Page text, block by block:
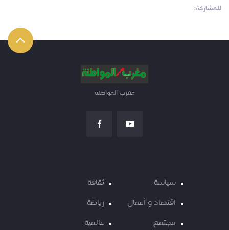
للمشاركة:
مغرب المواطنة
سياسة
اقتصاد و أعمال
مجتمع
ثقافة
رياضة
عالمية